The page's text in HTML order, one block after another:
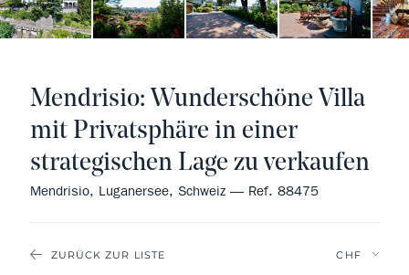
ZURÜCK ZUR LISTE
Mendrisio: Wunderschöne Villa
mit Privatsphäre in einer
strategischen Lage zu verkaufen
Mendrisio, Luganersee, Schweiz — Ref. 88475